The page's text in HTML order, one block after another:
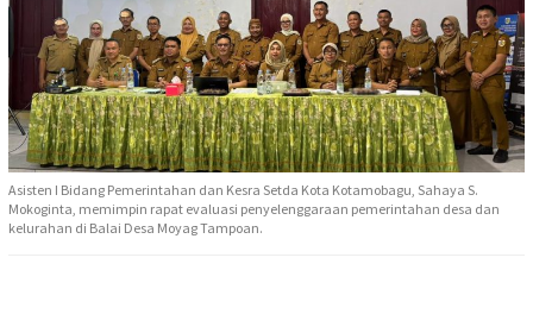
Asisten I Bidang Pemerintahan dan Kesra Setda Kota Kotamobagu, Sahaya S.
Mokoginta, memimpin rapat evaluasi penyelenggaraan pemerintahan desa dan
kelurahan di Balai Desa Moyag Tampoan.